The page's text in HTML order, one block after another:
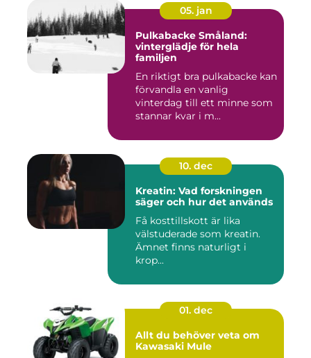
05. jan
Pulkabacke Småland:
vinterglädje för hela
familjen
En riktigt bra pulkabacke kan
förvandla en vanlig
vinterdag till ett minne som
stannar kvar i m...
10. dec
Kreatin: Vad forskningen
säger och hur det används
Få kosttillskott är lika
välstuderade som kreatin.
Ämnet finns naturligt i
krop...
01. dec
Allt du behöver veta om
Kawasaki Mule